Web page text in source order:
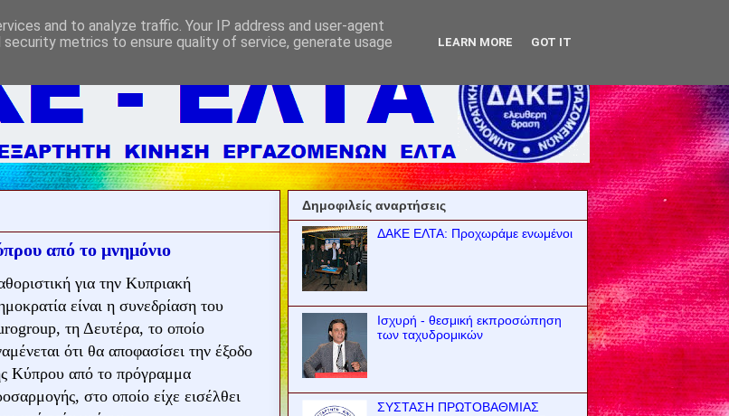
από το μνημόνιο
για την Κυπριακή
είναι η συνεδρίαση του
τη Δευτέρα, το οποίο
ότι θα αποφασίσει την έξοδο
Κύπρου από το πρόγραμμα
στο οποίο είχε εισέλθει
Δημοφιλείς αναρτήσεις
ΔΑΚΕ ΕΛΤΑ: Προχωράμε ενωμένοι
Ισχυρή - θεσμική εκπροσώπηση
των ταχυδρομικών
ΣΥΣΤΑΣΗ ΠΡΩΤΟΒΑΘΜΙΑΣ
and to analyze traffic. Your IP address and user-agent
metrics to ensure quality of service, generate usage
LEARN MORE GOT IT